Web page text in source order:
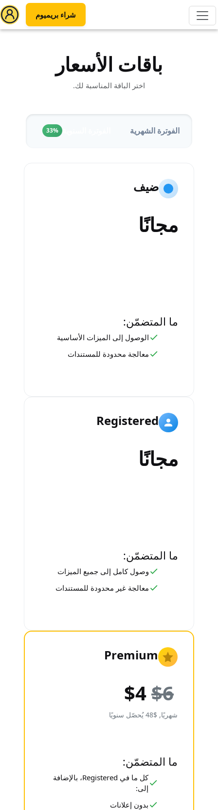
شراء بريميوم
باقات الأسعار
اختر الباقة المناسبة لك.
الفوترة الشهرية 33%
ضيف
مجانًا
ما المتضمّن:
الوصول إلى الميزات الأساسية
معالجة محدودة للمستندات
Registered
مجانًا
ما المتضمّن:
وصول كامل إلى جميع الميزات
معالجة غير محدودة للمستندات
Premium
$6
شهريًا, $48 يُحصّل سنويًا
ما المتضمّن:
كل ما في Registered، بالإضافة
إلى:
بدون إعلانات